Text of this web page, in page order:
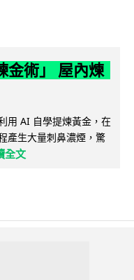
金術」 屋內煉
用 AI 自學提煉黃金，在
產生大量刺鼻濃煙，驚
全文